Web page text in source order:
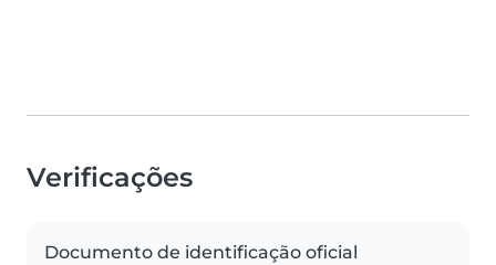
Verificações
Documento de identificação oficial